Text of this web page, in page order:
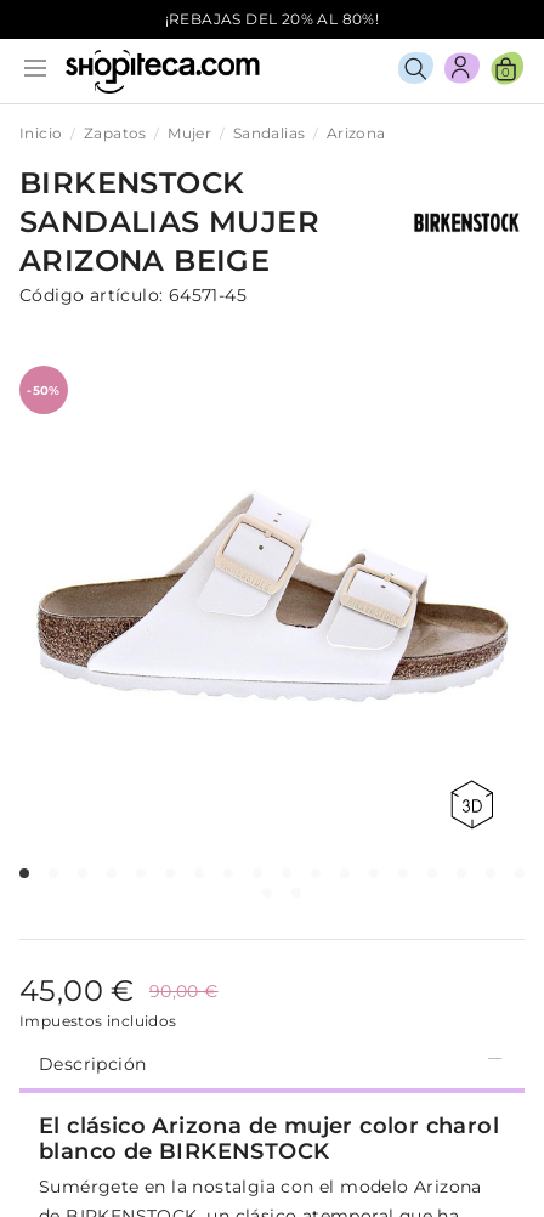
¡REBAJAS DEL 20% AL 80%!
0
Inicio Zapatos Mujer Sandalias Arizona
BIRKENSTOCK
SANDALIAS MUJER
ARIZONA BEIGE
Código artículo: 64571-45
-50%
45,00 € 90,00 €
Impuestos incluidos
Descripción
El clásico Arizona de mujer color charol
blanco de BIRKENSTOCK
Sumérgete en la nostalgia con el modelo Arizona